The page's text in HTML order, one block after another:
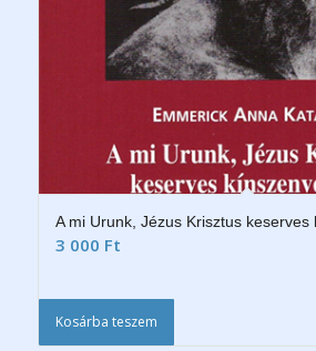
A mi Urunk, Jézus Krisztus keserves
3 000 Ft
Kosárba teszem